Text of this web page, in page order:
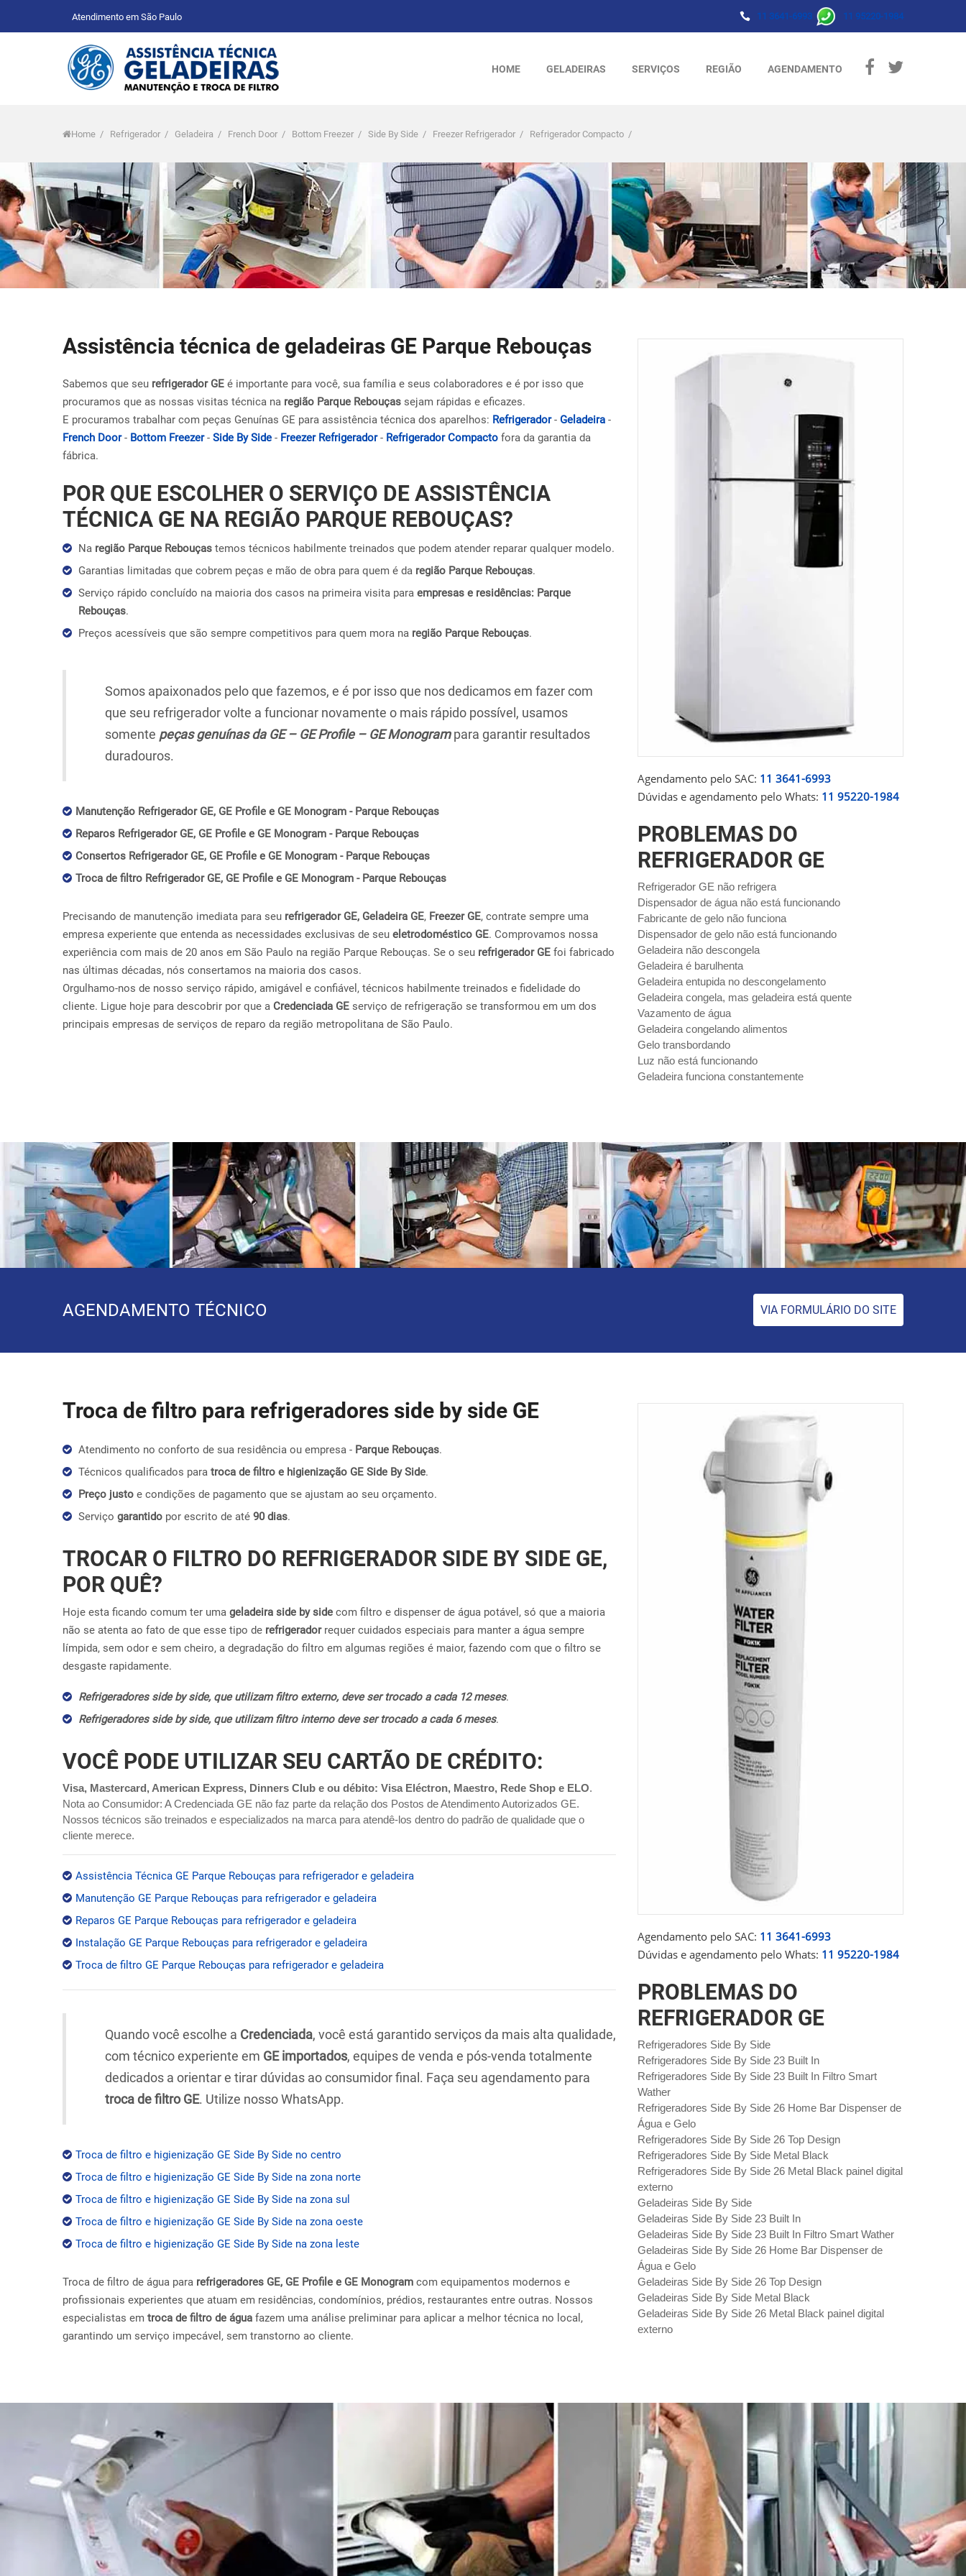
Atendimento em São Paulo 11 3641-6993 11 95220-1984
HOME GELADEIRAS SERVIÇOS REGIÃO AGENDAMENTO
Home / Refrigerador / Geladeira / French Door / Bottom Freezer / Side By Side / Freezer Refrigerador / Refrigerador Compacto /
Assistência técnica de geladeiras GE Parque Rebouças
Sabemos que seu refrigerador GE é importante para você, sua família e seus colaboradores e é por isso que
procuramos que as nossas visitas técnica na região Parque Rebouças sejam rápidas e eficazes.
E procuramos trabalhar com peças Genuínas GE para assistência técnica dos aparelhos: Refrigerador- Geladeira -
French Door- Bottom Freezer- Side By Side - Freezer Refrigerador- Refrigerador Compacto fora da garantia da
fábrica.
POR QUE ESCOLHER O SERVIÇO DE ASSISTÊNCIA
TÉCNICA GE NA REGIÃO PARQUE REBOUÇAS?
Na região Parque Rebouças temos técnicos habilmente treinados que podem atender reparar qualquer modelo.
Garantias limitadas que cobrem peças e mão de obra para quem é da região Parque Rebouças.
Serviço rápido concluído na maioria dos casos na primeira visita para empresas e residências: Parque
Rebouças.
Preços acessíveis que são sempre competitivos para quem mora na região Parque Rebouças.
Somos apaixonados pelo que fazemos, e é por isso que nos dedicamos em fazer com
que seu refrigerador volte a funcionar novamente o mais rápido possível, usamos
somente peças genuínas da GE – GE Profile – GE Monogrampara garantir resultados
duradouros.
Manutenção Refrigerador GE, GE Profile e GE Monogram - Parque Rebouças
Reparos Refrigerador GE, GE Profile e GE Monogram - Parque Rebouças
Consertos Refrigerador GE, GE Profile e GE Monogram - Parque Rebouças
Troca de filtro Refrigerador GE, GE Profile e GE Monogram - Parque Rebouças
Precisando de manutenção imediata para seu refrigerador GE, Geladeira GE, Freezer GE, contrate sempre uma
empresa experiente que entenda as necessidades exclusivas de seu eletrodoméstico GE. Comprovamos nossa
experiência com mais de 20 anos em São Paulo na região Parque Rebouças. Se o seu refrigerador GE foi fabricado
nas últimas décadas, nós consertamos na maioria dos casos.
Orgulhamo-nos de nosso serviço rápido, amigável e confiável, técnicos habilmente treinados e fidelidade do
cliente. Ligue hoje para descobrir por que a Credenciada GE serviço de refrigeração se transformou em um dos
principais empresas de serviços de reparo da região metropolitana de São Paulo.
Agendamento pelo SAC: 11 3641-6993
Dúvidas e agendamento pelo Whats: 11 95220-1984
PROBLEMAS DO
REFRIGERADOR GE
Refrigerador GE não refrigera
Dispensador de água não está funcionando
Fabricante de gelo não funciona
Dispensador de gelo não está funcionando
Geladeira não descongela
Geladeira é barulhenta
Geladeira entupida no descongelamento
Geladeira congela, mas geladeira está quente
Vazamento de água
Geladeira congelando alimentos
Gelo transbordando
Luz não está funcionando
Geladeira funciona constantemente
AGENDAMENTO TÉCNICO VIA FORMULÁRIO DO SITE
Troca de filtro para refrigeradores side by side GE
Atendimento no conforto de sua residência ou empresa - Parque Rebouças.
Técnicos qualificados para troca de filtro e higienização GE Side By Side.
Preço justo e condições de pagamento que se ajustam ao seu orçamento.
Serviço garantido por escrito de até 90 dias.
TROCAR O FILTRO DO REFRIGERADOR SIDE BY SIDE GE,
POR QUÊ?
Hoje esta ficando comum ter uma geladeira side by side com filtro e dispenser de água potável, só que a maioria
não se atenta ao fato de que esse tipo de refrigeradorrequer cuidados especiais para manter a água sempre
límpida, sem odor e sem cheiro, a degradação do filtro em algumas regiões é maior, fazendo com que o filtro se
desgaste rapidamente.
Refrigeradores side by side, que utilizam filtro externo, deve ser trocado a cada 12 meses.
Refrigeradores side by side, que utilizam filtro interno deve ser trocado a cada 6 meses.
VOCÊ PODE UTILIZAR SEU CARTÃO DE CRÉDITO:
Visa, Mastercard, American Express, Dinners Club e ou débito: Visa Eléctron, Maestro, Rede Shop e ELO.
Nota ao Consumidor: A Credenciada GE não faz parte da relação dos Postos de Atendimento Autorizados GE.
Nossos técnicos são treinados e especializados na marca para atendê-los dentro do padrão de qualidade que o
cliente merece.
Assistência Técnica GE Parque Rebouças para refrigerador e geladeira
Manutenção GE Parque Rebouças para refrigerador e geladeira
Reparos GE Parque Rebouças para refrigerador e geladeira
Instalação GE Parque Rebouças para refrigerador e geladeira
Troca de filtro GE Parque Rebouças para refrigerador e geladeira
Quando você escolhe a Credenciada, você está garantido serviços da mais alta qualidade,
com técnico experiente em GE importados, equipes de venda e pós-venda totalmente
dedicados a orientar e tirar dúvidas ao consumidor final. Faça seu agendamento para
troca de filtro GE. Utilize nosso WhatsApp.
Troca de filtro e higienização GE Side By Side no centro
Troca de filtro e higienização GE Side By Side na zona norte
Troca de filtro e higienização GE Side By Side na zona sul
Troca de filtro e higienização GE Side By Side na zona oeste
Troca de filtro e higienização GE Side By Side na zona leste
Troca de filtro de água para refrigeradores GE, GE Profile e GE Monogram com equipamentos modernos e
profissionais experientes que atuam em residências, condomínios, prédios, restaurantes entre outras. Nossos
especialistas em troca de filtro de água fazem uma análise preliminar para aplicar a melhor técnica no local,
garantindo um serviço impecável, sem transtorno ao cliente.
Agendamento pelo SAC: 11 3641-6993
Dúvidas e agendamento pelo Whats: 11 95220-1984
PROBLEMAS DO
REFRIGERADOR GE
Refrigeradores Side By Side
Refrigeradores Side By Side 23 Built In
Refrigeradores Side By Side 23 Built In Filtro Smart
Wather
Refrigeradores Side By Side 26 Home Bar Dispenser de
Água e Gelo
Refrigeradores Side By Side 26 Top Design
Refrigeradores Side By Side Metal Black
Refrigeradores Side By Side 26 Metal Black painel digital
externo
Geladeiras Side By Side
Geladeiras Side By Side 23 Built In
Geladeiras Side By Side 23 Built In Filtro Smart Wather
Geladeiras Side By Side 26 Home Bar Dispenser de
Água e Gelo
Geladeiras Side By Side 26 Top Design
Geladeiras Side By Side Metal Black
Geladeiras Side By Side 26 Metal Black painel digital
externo